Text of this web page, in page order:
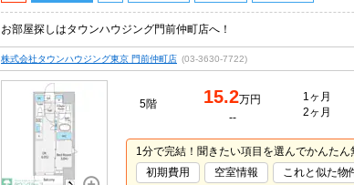
お部屋探しはタウンハウジング門前仲町店へ！
株式会社タウンハウジング東京 門前仲町店 (03-3630-7722)
5階 15.2万円
--
1ヶ月
2ヶ月
1分で完結！聞きたい項目を選んでかんたん
初期費用
空室情報 これと似た物